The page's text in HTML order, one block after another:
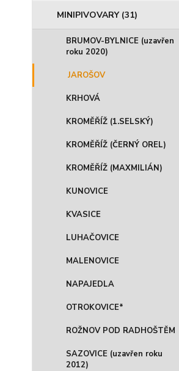
MINIPIVOVARY (31)
BRUMOV-BYLNICE (uzavřen
roku 2020)
JAROŠOV
KRHOVÁ
KROMĚŘÍŽ (1.SELSKÝ)
KROMĚŘÍŽ (ČERNÝ OREL)
KROMĚŘÍŽ (MAXMILIÁN)
KUNOVICE
KVASICE
LUHAČOVICE
MALENOVICE
NAPAJEDLA
OTROKOVICE*
ROŽNOV POD RADHOŠTĚM
SAZOVICE (uzavřen roku
2012)